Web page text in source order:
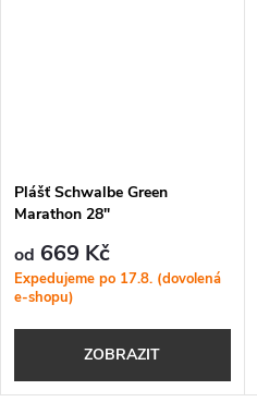
Plášť Schwalbe Green
Marathon 28"
od 669 Kč
Expedujeme po 17.8. (dovolená
e-shopu)
ZOBRAZIT